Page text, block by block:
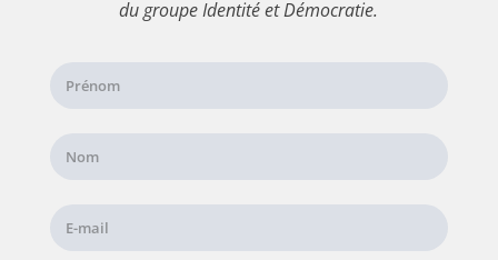
du groupe Identité et Démocratie.